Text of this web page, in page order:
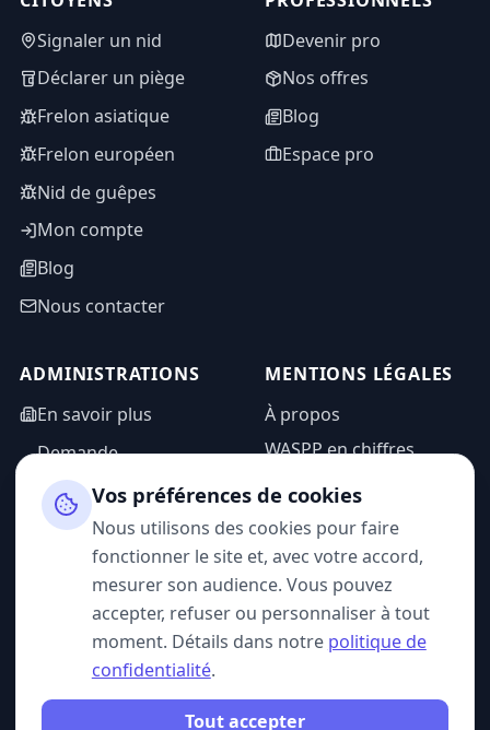
Signaler un nid
Déclarer un piège
Frelon asiatique
Frelon européen
Nid de guêpes
Mon compte
Blog
Nous contacter
Devenir pro
Nos offres
Blog
Espace pro
ADMINISTRATIONS
En savoir plus
Demande
d'information
Espace admin
MENTIONS LÉGALES
À propos
WASPP en chiffres
Mentions légales
Politique de
confidentialité
CGU
SUIVEZ-NOUS
Vos préférences de cookies
Nous utilisons des cookies pour faire
fonctionner le site et, avec votre accord,
mesurer son audience. Vous pouvez
accepter, refuser ou personnaliser à tout
moment. Détails dans notre politique de
confidentialité.
Tout accepter